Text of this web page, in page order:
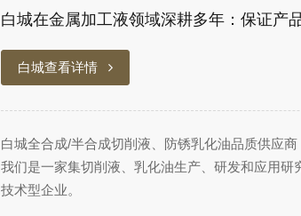
白城在金属加工液领域深耕多年：保证产
白城查看详情
白城全合成/半合成切削液、防锈乳化油品质供应商
我们是一家集切削液、乳化油生产、研发和应用研
技术型企业。